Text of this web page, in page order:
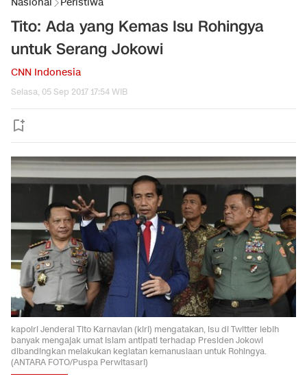
Tito: Ada yang Kemas Isu Rohingya
untuk Serang Jokowi
CNN Indonesia
Selasa, 05 Sep 2017 17:54 WIB
kapolri Jenderal Tito Karnavian (kiri) mengatakan, isu di Twitter lebih
banyak mengajak umat Islam antipati terhadap Presiden Jokowi
dibandingkan melakukan kegiatan kemanusiaan untuk Rohingya.
(ANTARA FOTO/Puspa Perwitasari)